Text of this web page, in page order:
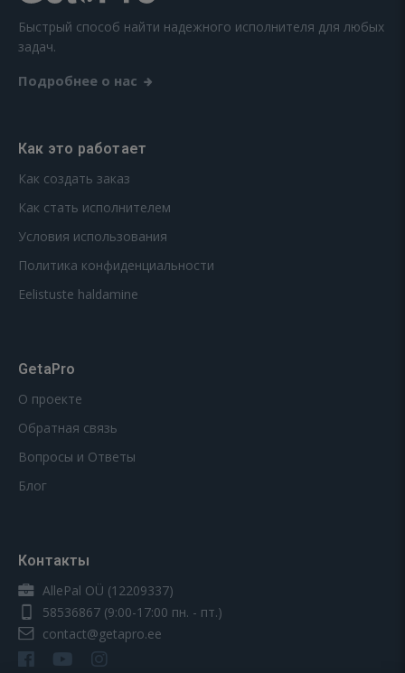
Быстрый способ найти надежного исполнителя для любых
задач.
Подробнее о нас
Как это работает
Как создать заказ
Как стать исполнителем
Условия использования
Политика конфиденциальности
Eelistuste haldamine
GetaPro
О проекте
Обратная связь
Вопросы и Ответы
Блог
Контакты
AllePal OÜ (12209337)
58536867 (9:00-17:00 пн. - пт.)
contact@getapro.ee